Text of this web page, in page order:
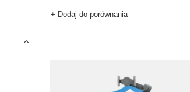
+ Dodaj do porównania